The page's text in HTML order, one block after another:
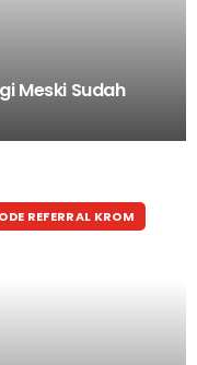
Meski Sudah
REFERRAL KROM